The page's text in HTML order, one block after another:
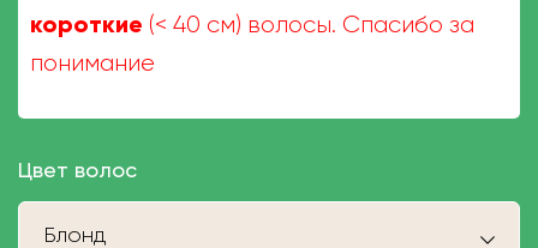
короткие (< 40 см) волосы. Спасибо за
понимание
Цвет волос
Блонд